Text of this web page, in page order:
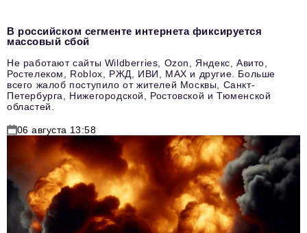
В российском сегменте интернета фиксируется
массовый сбой
Не работают сайты Wildberries, Ozon, Яндекс, Авито,
Ростелеком, Roblox, РЖД, ИВИ, MAX и другие. Больше
всего жалоб поступило от жителей Москвы, Санкт-
Петербурга, Нижегородской, Ростовской и Тюменской
областей.
06 августа 13:58